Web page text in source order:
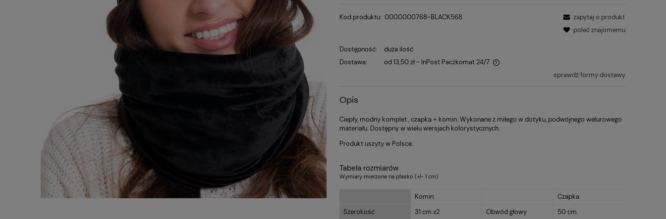
Kod produktu: 0000000768-BLACK568
zapytaj o produkt
poleć znajomemu
Dostępność:
duża ilość
Dostawa:
od 13,50 zł- InPost Paczkomat 24/7
sprawdź formy dostawy
Opis
Ciepły, modny komplet , czapka + komin. Wykonane z miłego w dotyku, podwójnego welurowego
materiału. Dostępny w wielu wersjach kolorystycznych.
Produkt uszyty w Polsce.
Tabela rozmiarów
Wymiary mierzone na płasko (+/- 1 cm)
Komin
Czapka
Szerokość
31 cm x2 Obwód głowy
50 cm